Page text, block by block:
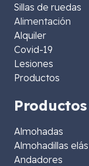
Sillas de ruedas
Alimentación
Alquiler
Covid-19
Lesiones
Productos
Almohadas
Almohadillas
Andadores